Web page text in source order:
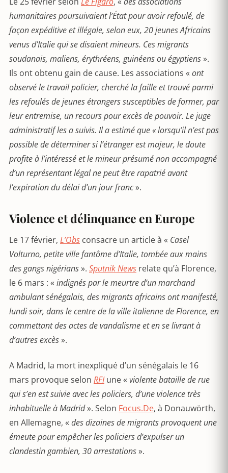
humanitaires poursuivaient l’État pour avoir refoulé, de
façon expéditive et illégale, selon eux, 20 jeunes Africains
venus d’Italie qui se disaient mineurs. Ces migrants
soudanais, maliens, érythréens, guinéens ou égyptiens».
Ils ont obtenu gain de cause. Les associations « ont
observé le travail policier, cherché la faille et trouvé parmi
les refoulés de jeunes étrangers susceptibles de former, par
leur entremise, un recours pour excès de pouvoir. Le juge
administratif les a suivis. Il a estimé que « lorsqu’il n’est pas
possible de déterminer si l’étranger est majeur, le doute
profite à l’intéressé et le mineur présumé non accompagné
d’un représentant légal ne peut être rapatrié avant
l’expiration du délai d’un jour franc».
Violence et délinquance en Europe
Le 17 février, L’Obs consacre un article à « Casel
Volturno, petite ville fantôme d’Italie, tombée aux mains
des gangs nigérians». Sputnik News relate qu’à Florence,
le 6 mars : « indignés par le meurtre d’un marchand
ambulant sénégalais, des migrants africains ont manifesté,
lundi soir, dans le centre de la ville italienne de Florence, en
commettant des actes de vandalisme et en se livrant à
d’autres excès».
A Madrid, la mort inexpliqué d’un sénégalais le 16
mars provoque selon RFIune « violente bataille de rue
qui s’en est suivie avec les policiers, d’une violence très
inhabituelle à Madrid». Selon Focus.De, à Donauwörth,
en Allemagne, « des dizaines de migrants provoquent une
émeute pour empêcher les policiers d’expulser un
clandestin gambien, 30 arrestations».